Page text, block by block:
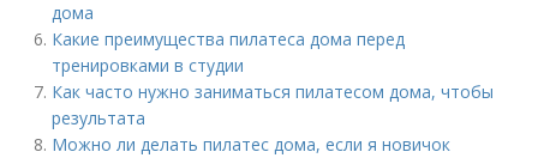
дома
Какие преимущества пилатеса дома перед
тренировками в студии
Как часто нужно заниматься пилатесом дома, чтобы
результата
Можно ли делать пилатес дома, если я новичок